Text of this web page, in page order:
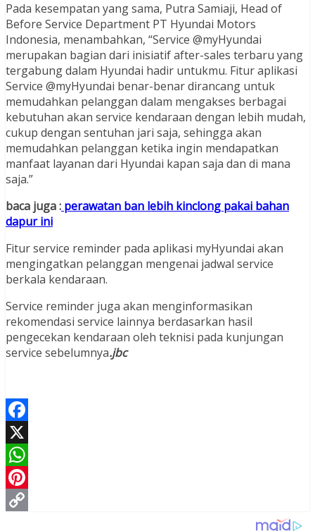
Pada kesempatan yang sama, Putra Samiaji, Head of
Before Service Department PT Hyundai Motors
Indonesia, menambahkan, “Service @myHyundai
merupakan bagian dari inisiatif after-sales terbaru yang
tergabung dalam Hyundai hadir untukmu. Fitur aplikasi
Service @myHyundai benar-benar dirancang untuk
memudahkan pelanggan dalam mengakses berbagai
kebutuhan akan service kendaraan dengan lebih mudah,
cukup dengan sentuhan jari saja, sehingga akan
memudahkan pelanggan ketika ingin mendapatkan
manfaat layanan dari Hyundai kapan saja dan di mana
saja.”
baca juga : perawatan ban lebih kinclong pakai bahan
dapur ini
Fitur service reminder pada aplikasi myHyundai akan
mengingatkan pelanggan mengenai jadwal service
berkala kendaraan.
Service reminder juga akan menginformasikan
rekomendasi service lainnya berdasarkan hasil
pengecekan kendaraan oleh teknisi pada kunjungan
service sebelumnya.jbc
Facebook
X
WhatsApp
Pinterest